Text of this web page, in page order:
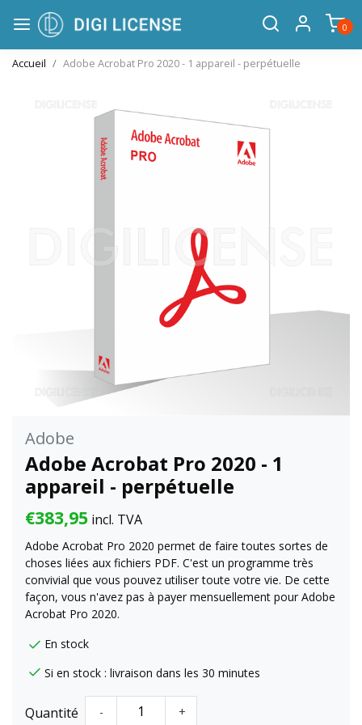
0
Accueil Adobe Acrobat Pro 2020 - 1 appareil - perpétuelle
Adobe
Adobe Acrobat Pro 2020 - 1
appareil - perpétuelle
€383,95 incl. TVA
Adobe Acrobat Pro 2020 permet de faire toutes sortes de
choses liées aux fichiers PDF. C'est un programme très
convivial que vous pouvez utiliser toute votre vie. De cette
façon, vous n'avez pas à payer mensuellement pour Adobe
Acrobat Pro 2020.
En stock
Si en stock : livraison dans les 30 minutes
Quantité - +